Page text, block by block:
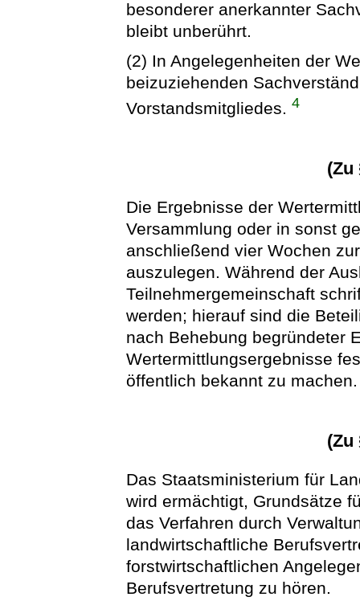
besonderer anerkannter
bleibt unberührt.
(2) In Angelegenheiten der
beizuziehenden
Vorstandsmitgliedes.4
(Zu
Die Ergebnisse der
Versammlung oder in sonst
anschließend vier Wochen
auszulegen. Während der
Teilnehmergemeinschaft
werden; hierauf sind die
nach Behebung begründeter
Wertermittlungsergebnisse
öffentlich bekannt zu machen.
(Zu
Das Staatsministerium für
wird ermächtigt, Grundsätze
das Verfahren durch
landwirtschaftliche
forstwirtschaftlichen
Berufsvertretung zu hören.